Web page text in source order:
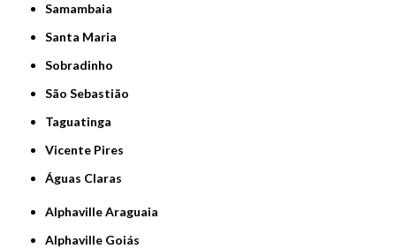
Samambaia
Santa Maria
Sobradinho
São Sebastião
Taguatinga
Vicente Pires
Águas Claras
Alphaville Araguaia
Alphaville Goiás